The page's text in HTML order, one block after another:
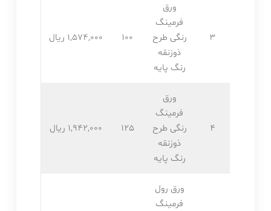
3
ورق
فرمینگ
رنگی طرح
ذوزنقه
رنگ پایه
100 1,574,۰۰۰ ریال
4
ورق
فرمینگ
رنگی طرح
ذوزنقه
رنگ پایه
125 1,942,۰۰۰ ریال
ورق رول
فرمینگ